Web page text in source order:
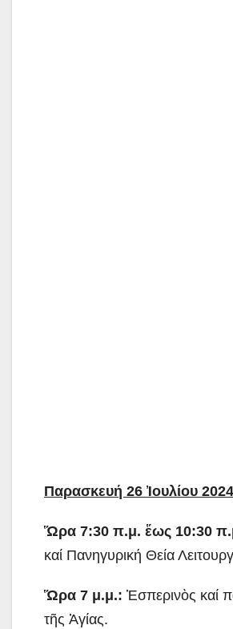
Παρασκευή 26 Ἰουλίου 2024
Ὥρα 7:30 π.μ. ἕως 10:30
καί Πανηγυρική Θεία
Ὥρα 7 μ.μ.: Ἑσπερινὸς καί
τῆς Ἁγίας.